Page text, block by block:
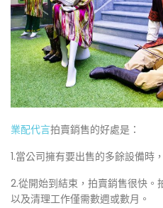
業配代言拍賣銷售的好處是：
1.當公司擁有要出售的多餘設備時
2.從開始到結束，拍賣銷售很快
以及清理工作僅需數週或數月。